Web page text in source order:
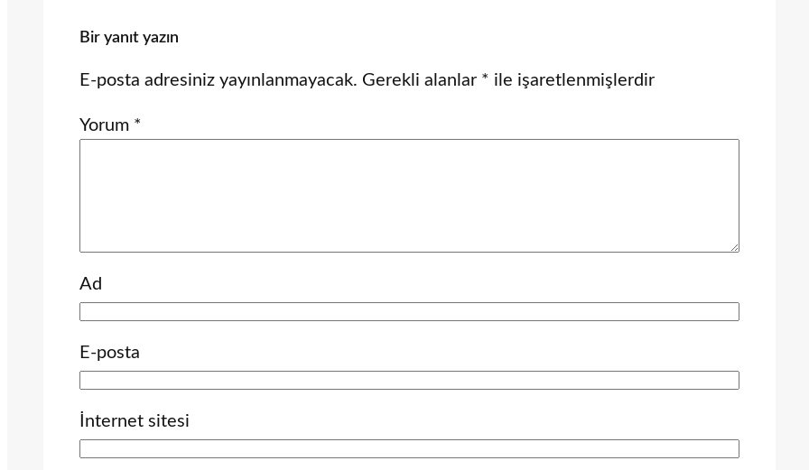
Bir yanıt yazın
E-posta adresiniz yayınlanmayacak. Gerekli alanlar * ile işaretlenmişlerdir
Yorum *
Ad
E-posta
İnternet sitesi